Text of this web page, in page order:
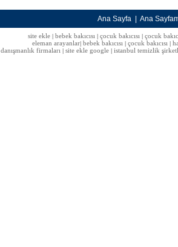
Ana Sayfa Ana
site ekle| bebek bakıcısı| çocuk bakıcısı| çocuk
eleman arayanlar bebek bakıcısı çocuk bakıcısı
danışmanlık firmaları
site ekle google istanbul temizlik